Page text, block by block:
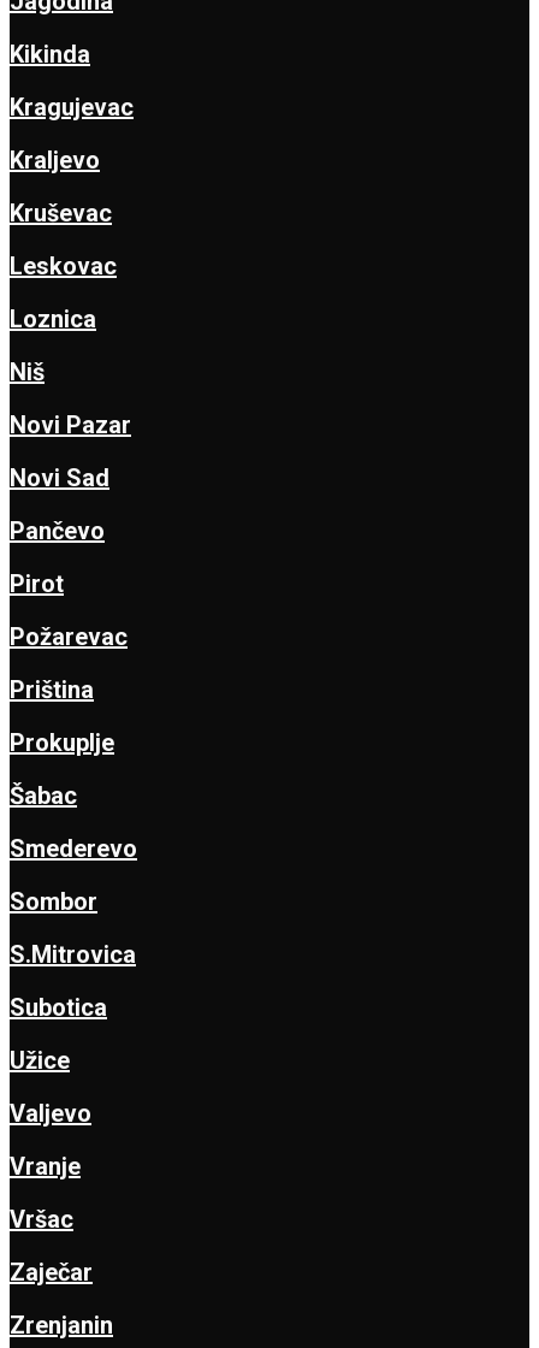
Kikinda
Kragujevac
Kraljevo
Kruševac
Leskovac
Loznica
Niš
Novi Pazar
Novi Sad
Pančevo
Pirot
Požarevac
Priština
Prokuplje
Šabac
Smederevo
Sombor
S.Mitrovica
Subotica
Užice
Valjevo
Vranje
Vršac
Zaječar
Zrenjanin